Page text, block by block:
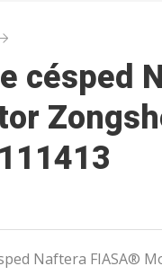
césped
Naftera FIASA®